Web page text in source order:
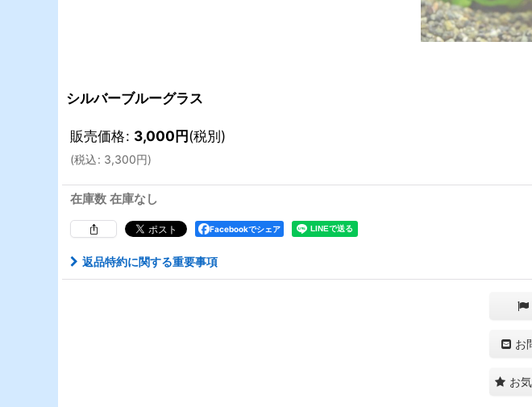
シルバーブルーグラス
販売価格: 3,000円(税別)
(税込: 3,300円)
在庫数 在庫なし
Facebookでシェア
返品特約に関する重要事項
お
お